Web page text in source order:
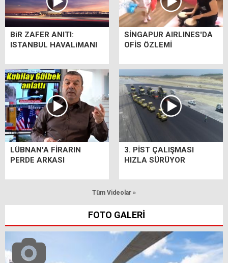
BiR ZAFER ANITI:
ISTANBUL HAVALiMANI
SİNGAPUR AIRLINES'DA
OFİS ÖZLEMİ
LÜBNAN'A FİRARIN
PERDE ARKASI
3. PİST ÇALIŞMASI
HIZLA SÜRÜYOR
Tüm Videolar »
FOTO GALERİ